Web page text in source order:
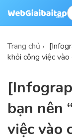
Trang chủ
khỏi công việc vào
bạn nên
việc vào